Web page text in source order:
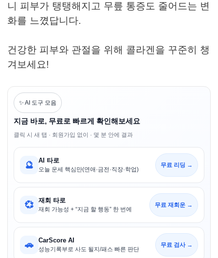
니 피부가 탱탱해지고 무릎 통증도 줄어드는 변
화를 느꼈답니다.
건강한 피부와 관절을 위해 콜라겐을 꾸준히 챙
겨보세요!
✨ AI 도구 모음
지금 바로, 무료로 빠르게 확인해보세요
클릭 시 새 탭 · 회원가입 없이 · 몇 분 안에 결과
🔮 AI 타로
오늘 운세 핵심만(연애·금전·직장·학업)
무료 리딩 →
💞 재회 타로
재회 가능성 + “지금 할 행동” 한 번에
무료 재회운 →
🚗 CarScore AI
성능기록부로 사도 될지/패스 빠른 판단
무료 검사 →